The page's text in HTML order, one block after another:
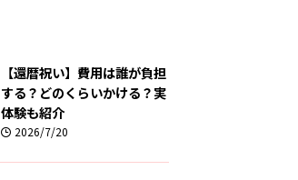
【還暦祝い】費用は誰が負担
する？どのくらいかける？実
体験も紹介
2026/7/20